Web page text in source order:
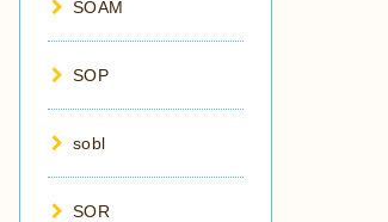
SOAM
SOP
sobl
SOR